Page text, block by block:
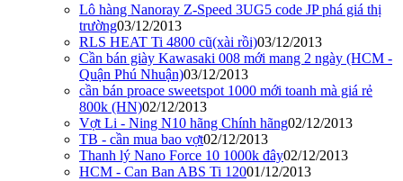
Lô hàng Nanoray Z-Speed 3UG5 code JP phá giá thị
trường03/12/2013
RLS HEAT Ti 4800 cũ(xài rồi)03/12/2013
Cần bán giày Kawasaki 008 mới mang 2 ngày (HCM -
Quận Phú Nhuận)03/12/2013
cần bán proace sweetspot 1000 mới toanh mà giá rẻ
800k (HN)02/12/2013
Vợt Li - Ning N10 hãng Chính hãng02/12/2013
TB - cần mua bao vợt02/12/2013
Thanh lý Nano Force 10 1000k đây02/12/2013
HCM - Can Ban ABS Ti 12001/12/2013